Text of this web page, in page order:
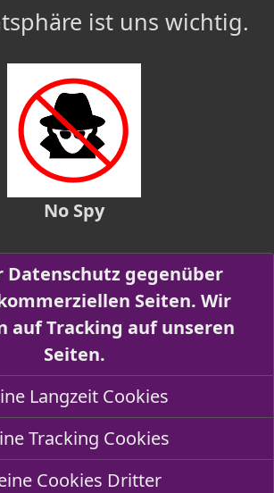
ist uns wichtig.
No Spy
Datenschutz gegenüber
Seiten. Wir
auf Tracking auf unseren
Seiten.
Langzeit Cookies
Tracking Cookies
Cookies Dritter